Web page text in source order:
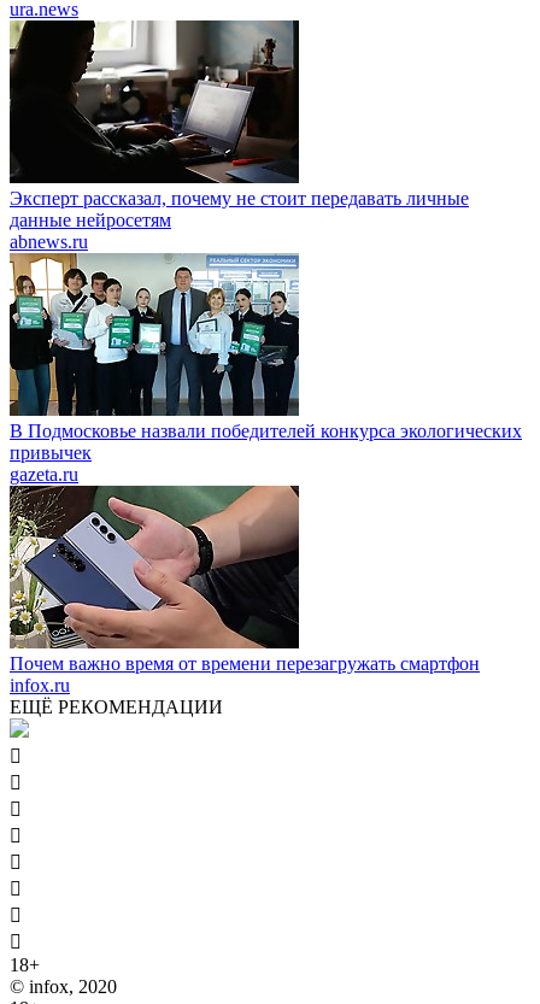
ura.news
Эксперт рассказал, почему не стоит передавать личные
данные нейросетям
abnews.ru
В Подмосковье назвали победителей конкурса экологических
привычек
gazeta.ru
Почем важно время от времени перезагружать смартфон
infox.ru
ЕЩЁ РЕКОМЕНДАЦИИ








18+
© infox, 2020